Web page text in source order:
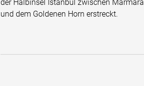
der Halbinsel Istanbul zwischen
und dem Goldenen Horn erstreckt.